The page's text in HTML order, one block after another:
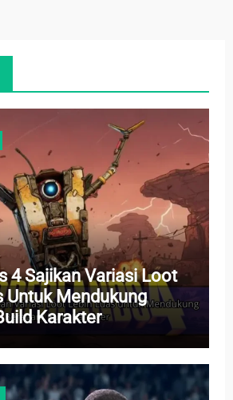
4 Sajikan Variasi Loot
Untuk Mendukung
Karakter